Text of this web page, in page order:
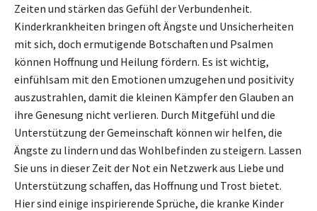
Zeiten und stärken das Gefühl der Verbundenheit.
Kinderkrankheiten bringen oft Ängste und Unsicherheiten
mit sich, doch ermutigende Botschaften und Psalmen
können Hoffnung und Heilung fördern. Es ist wichtig,
einfühlsam mit den Emotionen umzugehen und positivity
auszustrahlen, damit die kleinen Kämpfer den Glauben an
ihre Genesung nicht verlieren. Durch Mitgefühl und die
Unterstützung der Gemeinschaft können wir helfen, die
Ängste zu lindern und das Wohlbefinden zu steigern. Lassen
Sie uns in dieser Zeit der Not ein Netzwerk aus Liebe und
Unterstützung schaffen, das Hoffnung und Trost bietet.
Hier sind einige inspirierende Sprüche, die kranke Kinder